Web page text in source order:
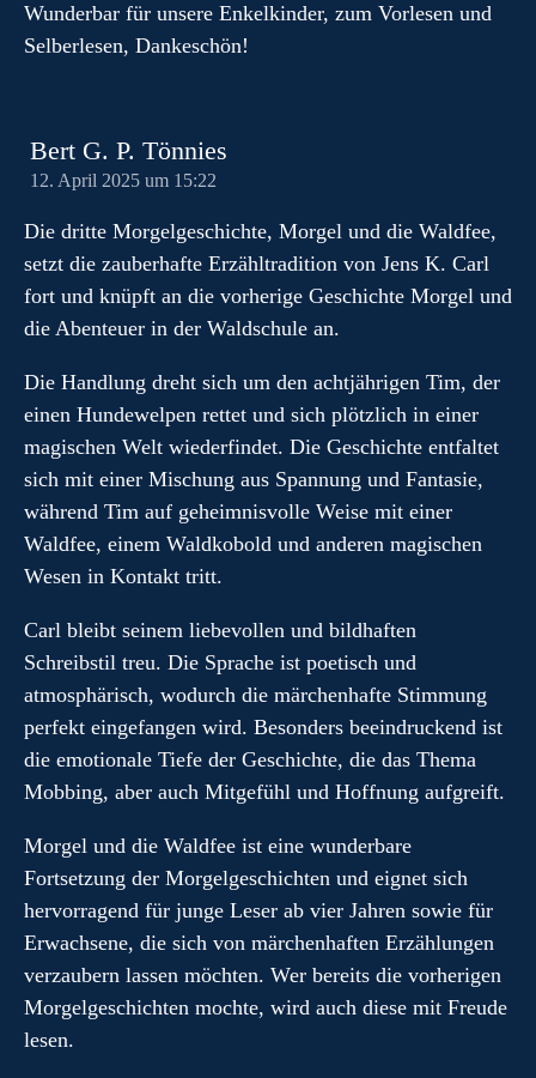
Wunderbar für unsere Enkelkinder, zum Vorlesen und
Selberlesen, Dankeschön!
Bert G. P. Tönnies
12. April 2025 um 15:22
Die dritte Morgelgeschichte, Morgel und die Waldfee,
setzt die zauberhafte Erzähltradition von Jens K. Carl
fort und knüpft an die vorherige Geschichte Morgel und
die Abenteuer in der Waldschule an.
Die Handlung dreht sich um den achtjährigen Tim, der
einen Hundewelpen rettet und sich plötzlich in einer
magischen Welt wiederfindet. Die Geschichte entfaltet
sich mit einer Mischung aus Spannung und Fantasie,
während Tim auf geheimnisvolle Weise mit einer
Waldfee, einem Waldkobold und anderen magischen
Wesen in Kontakt tritt.
Carl bleibt seinem liebevollen und bildhaften
Schreibstil treu. Die Sprache ist poetisch und
atmosphärisch, wodurch die märchenhafte Stimmung
perfekt eingefangen wird. Besonders beeindruckend ist
die emotionale Tiefe der Geschichte, die das Thema
Mobbing, aber auch Mitgefühl und Hoffnung aufgreift.
Morgel und die Waldfee ist eine wunderbare
Fortsetzung der Morgelgeschichten und eignet sich
hervorragend für junge Leser ab vier Jahren sowie für
Erwachsene, die sich von märchenhaften Erzählungen
verzaubern lassen möchten. Wer bereits die vorherigen
Morgelgeschichten mochte, wird auch diese mit Freude
lesen.